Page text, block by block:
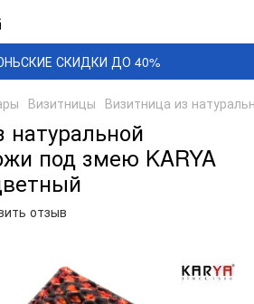
СКИДКИ ДО 40%
Визитницы Визитница из
натуральной
под змею KARYA
отзыв